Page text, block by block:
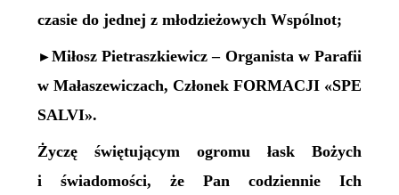
czasie do jednej z młodzieżowych Wspólnot;
►Miłosz Pietraszkiewicz – Organista w Parafii
w Małaszewiczach, Członek FORMACJI «SPE
SALVI».
Życzę świętującym ogromu łask Bożych
i świadomości, że Pan codziennie Ich